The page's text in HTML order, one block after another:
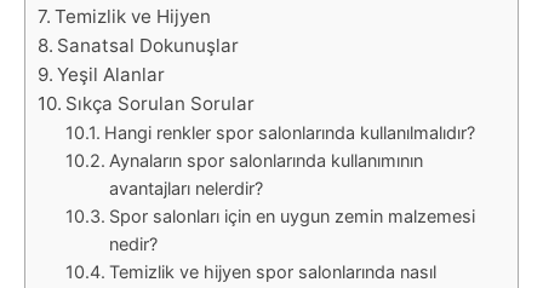
Temizlik ve Hijyen
Sanatsal Dokunuşlar
Yeşil Alanlar
Sıkça Sorulan Sorular
Hangi renkler spor salonlarında kullanılmalıdır?
Aynaların spor salonlarında kullanımının
avantajları nelerdir?
Spor salonları için en uygun zemin malzemesi
nedir?
Temizlik ve hijyen spor salonlarında nasıl